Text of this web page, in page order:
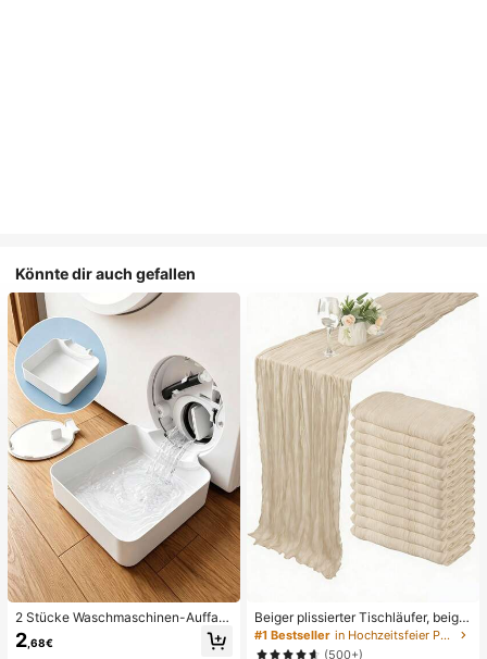
Könnte dir auch gefallen
2 Stücke Waschmaschinen-Auffan
gwanne Tropfschale, wasserdichte
Bodenschutzmatte für Waschraum,
2 ,68€
Beiger plissierter Tischläufer, beige
Tischdecke, Geburtstagsfeier-Zub
ehör, Geburtstagsdekoration, hellbr
#1 Bestseller
in Hochzeitsfeier Party-Tischdecke
(500+)